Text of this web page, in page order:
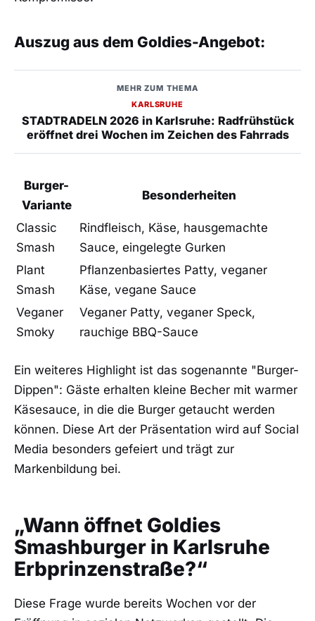
Auszug aus dem Goldies-Angebot:
MEHR ZUM THEMA
KARLSRUHE
STADTRADELN 2026 in Karlsruhe: Radfrühstück
eröffnet drei Wochen im Zeichen des Fahrrads
Burger-
Variante
Besonderheiten
Classic
Smash
Rindfleisch, Käse, hausgemachte
Sauce, eingelegte Gurken
Plant
Smash
Pflanzenbasiertes Patty, veganer
Käse, vegane Sauce
Veganer
Smoky
Veganer Patty, veganer Speck,
rauchige BBQ-Sauce
Ein weiteres Highlight ist das sogenannte "Burger-
Dippen": Gäste erhalten kleine Becher mit warmer
Käsesauce, in die die Burger getaucht werden
können. Diese Art der Präsentation wird auf Social
Media besonders gefeiert und trägt zur
Markenbildung bei.
„Wann öffnet Goldies
Smashburger in Karlsruhe
Erbprinzenstraße?“
Diese Frage wurde bereits Wochen vor der